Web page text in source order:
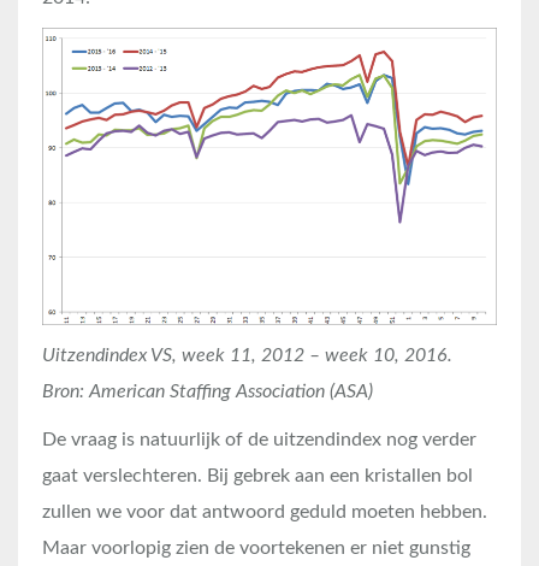
Uitzendindex VS, week 11, 2012 – week 10, 2016.
Bron: American Staffing Association (ASA)
De vraag is natuurlijk of de uitzendindex nog verder
gaat verslechteren. Bij gebrek aan een kristallen bol
zullen we voor dat antwoord geduld moeten hebben.
Maar voorlopig zien de voortekenen er niet gunstig